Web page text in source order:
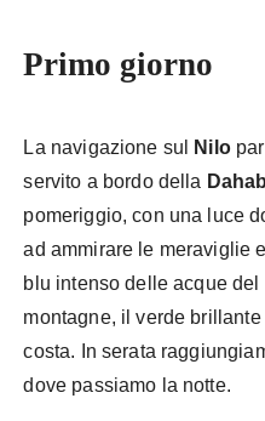
Primo giorno
La navigazione sul Nilo
servito a bordo della
pomeriggio, con una luce
ad ammirare le meraviglie
blu intenso delle acque
montagne, il verde
costa. In serata
dove passiamo la notte.